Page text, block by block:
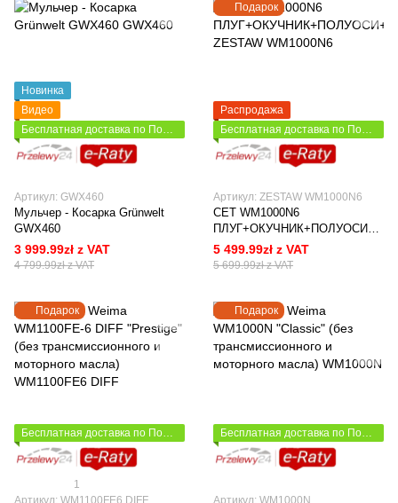
Новинка
Видео
Бесплатная доставка по Польше
Артикул: GWX460
Мульчер - Косарка Grünwelt
GWX460
3 999.99zł z VAT
4 799.99zł z VAT
Подарок
Распродажа
Бесплатная доставка по Польше
Артикул: ZESTAW WM1000N6
СЕТ WM1000N6
ПЛУГ+ОКУЧНИК+ПОЛУОСИ+Г
РУНТОЗАЦЕПЫ+КАРТОФЕЛЕ
КОПАЛКА
5 499.99zł z VAT
5 699.99zł z VAT
Подарок
Бесплатная доставка по Польше
1
Артикул: WM1100FE6 DIFF
Подарок
Бесплатная доставка по Польше
Артикул: WM1000N